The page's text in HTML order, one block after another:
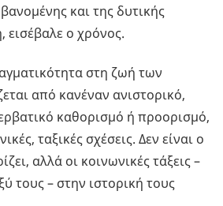
και της δυτικής
εισέβαλε ο χρόνος.
στη ζωή των
από κανέναν ανιστορικό,
καθορισμό ή προορισμό,
ταξικές σχέσεις. Δεν είναι ο
αλλά οι κοινωνικές τάξεις –
τους – στην ιστορική τους